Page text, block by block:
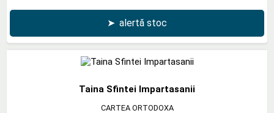
➤ alertă stoc
Taina Sfintei Impartasanii
CARTEA ORTODOXA